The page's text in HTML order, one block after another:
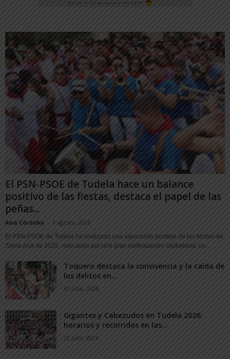
El PSN-PSOE de Tudela hace un balance
positivo de las fiestas, destaca el papel de las
peñas...
Ana Córdoba - 1 agosto, 2026
El PSN-PSOE de Tudela ha realizado una valoración positiva de las fiestas de
Santa Ana de 2026, marcadas por una gran participación ciudadana, un...
Toquero destaca la convivencia y la caída de
los delitos en...
31 julio, 2026
Gigantes y Cabezudos en Tudela 2026:
horarios y recorridos en las...
25 julio, 2026